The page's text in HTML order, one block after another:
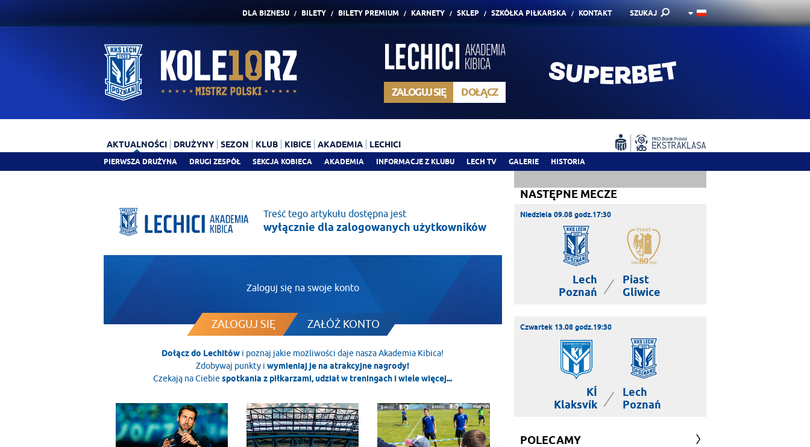
DLA BIZNESU BILETY BILETY PREMIUM KARNETY SKLEP SZKÓŁKA PIŁKARSKA KONTAKT SZUKAJ
ZALOGUJ SIĘ DOŁĄCZ
AKTUALNOŚCI
PIERWSZA DRUŻYNA DRUGI ZESPÓŁ SEKCJA KOBIECA AKADEMIA INFORMACJE Z KLUBU LECH TV GALERIE HISTORIA
DRUŻYNY SEZON KLUB KIBICE AKADEMIA LECHICI
Treść tego artykułu dostępna jest
wyłącznie dla zalogowanych użytkowników
Zaloguj się na swoje konto
ZALOGUJ SIĘ ZAŁÓŻ KONTO
Dołącz do Lechitów i poznaj jakie możliwości daje nasza Akademia Kibica!
Zdobywaj punkty iwymieniaj je na atrakcyjne nagrody!
Czekają na Ciebiespotkania z piłkarzami, udział w treningach i wiele więcej...
NASTĘPNE MECZE
Niedziela 09.08 godz.17:30
Lech
Poznań
|
Piast
Gliwice
Czwartek 13.08 godz.19:30
KÍ
Klaksvík
|
Lech
Poznań
POLECAMY